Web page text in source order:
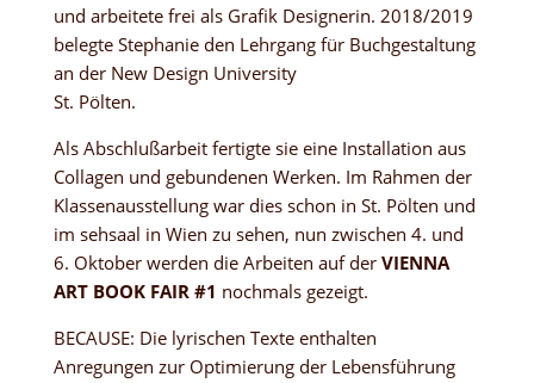
und arbeitete frei als Grafik Designerin. 2018/2019
belegte Stephanie den Lehrgang für Buchgestaltung
an der New Design University
St. Pölten.
Als Abschlußarbeit fertigte sie eine Installation aus
Collagen und gebundenen Werken. Im Rahmen der
Klassenausstellung war dies schon in St. Pölten und
im sehsaal in Wien zu sehen, nun zwischen 4. und
6. Oktober werden die Arbeiten auf der VIENNA
ART BOOK FAIR #1 nochmals gezeigt.
BECAUSE: Die lyrischen Texte enthalten
Anregungen zur Optimierung der Lebensführung